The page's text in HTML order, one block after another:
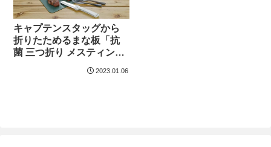
キャプテンスタッグから
折りたためるまな板「抗
菌 三つ折り メスティンボ
2023.01.06